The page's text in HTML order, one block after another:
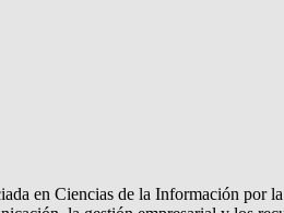
en Ciencias de la Información